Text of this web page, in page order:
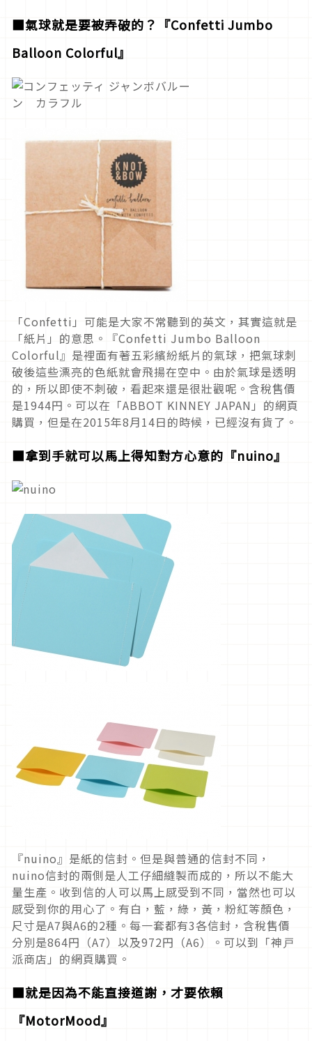
■氣球就是要被弄破的？『Confetti Jumbo
Balloon Colorful』
「Confetti」可能是大家不常聽到的英文，其實這就是
「紙片」的意思。『Confetti Jumbo Balloon
Colorful』是裡面有著五彩繽紛紙片的氣球，把氣球刺
破後這些漂亮的色紙就會飛揚在空中。由於氣球是透明
的，所以即使不刺破，看起來還是很壯觀呢。含稅售價
是1944円。可以在「ABBOT KINNEY JAPAN」的網頁
購買，但是在2015年8月14日的時候，已經沒有貨了。
■拿到手就可以馬上得知對方心意的『nuino』
『nuino』是紙的信封。但是與普通的信封不同，
nuino信封的兩側是人工仔細縫製而成的，所以不能大
量生產。收到信的人可以馬上感受到不同，當然也可以
感受到你的用心了。有白，藍，綠，黃，粉紅等顏色，
尺寸是A7與A6的2種。每一套都有3各信封，含稅售價
分別是864円（A7）以及972円（A6）。可以到「神戸
派商店」的網頁購買。
■就是因為不能直接道謝，才要依賴
『MotorMood』